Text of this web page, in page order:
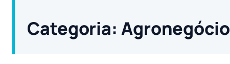
Categoria: Agronegócio